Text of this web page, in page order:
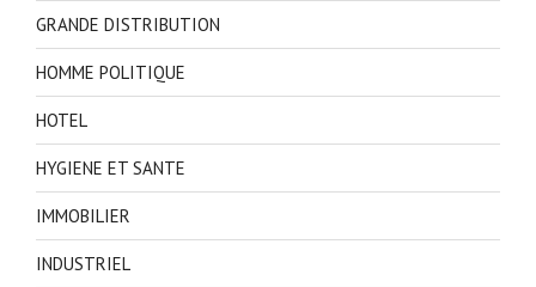
GRANDE DISTRIBUTION
HOMME POLITIQUE
HOTEL
HYGIENE ET SANTE
IMMOBILIER
INDUSTRIEL